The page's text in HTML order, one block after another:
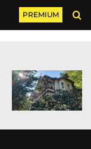
PREMIUM